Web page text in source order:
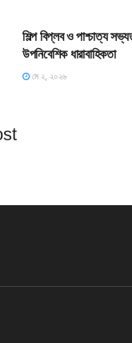
শিল্প বিপ্লব ও পাশ্চাত্য
উপনিবেশিক ধারাবাহিকতা
মে ২, ২০২৬